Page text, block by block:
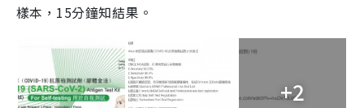
樣本，15分鐘知結果。
+2